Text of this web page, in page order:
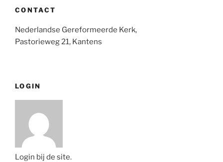
CONTACT
Nederlandse Gereformeerde Kerk,
Pastorieweg 21, Kantens
LOGIN
Login bij de site.